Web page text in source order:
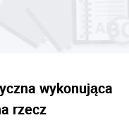
wykonująca
rzecz